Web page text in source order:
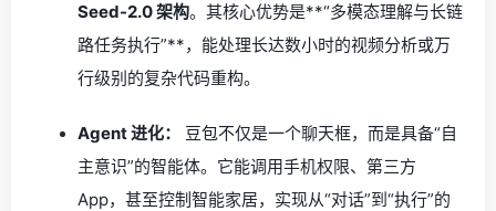
Seed-2.0 架构。其核心优势是**“多模态理解与长链
路任务执行”**，能处理长达数小时的视频分析或万
行级别的复杂代码重构。
Agent 进化：
豆包不仅是一个聊天框，而是具备“自
主意识”的智能体。它能调用手机权限、第三方
App，甚至控制智能家居，实现从“对话”到“执行”的